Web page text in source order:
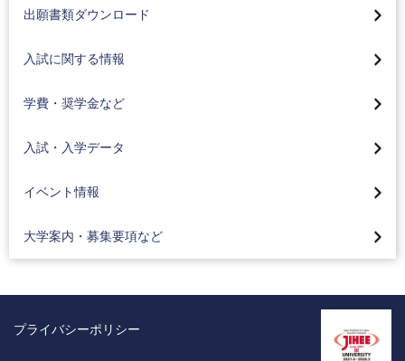
奨学生入試
A日程
共通テスト利用試験 中期
共通テスト利用試験 後期
編入学一般選抜募集
外国人留学生募集
入学検定料減額について
個別の入学資格審査
出願書類ダウンロード
学校推薦型選抜(公募制)
学校推薦型選抜(指定校)
外国人留学生募集
入試に関する情報
入試のお知らせ
学費・奨学金など
学費・入学金について
卒業生御子息等入学金免除制度
入試・入学データ
2026年度入試結果
2023年度入試結果
2022年度入試結果
イベント情報
バーチャルオープンキャンパス
（工科大ナビ）
オープンキャンパス・入試説明会
入学相談・キャンパス見学のご案内
入試対策イベント
全国進学相談会
大学案内・募集要項など
大学案内、募集要項請求
入試・入学相談フォーム
プライバシーポリシー